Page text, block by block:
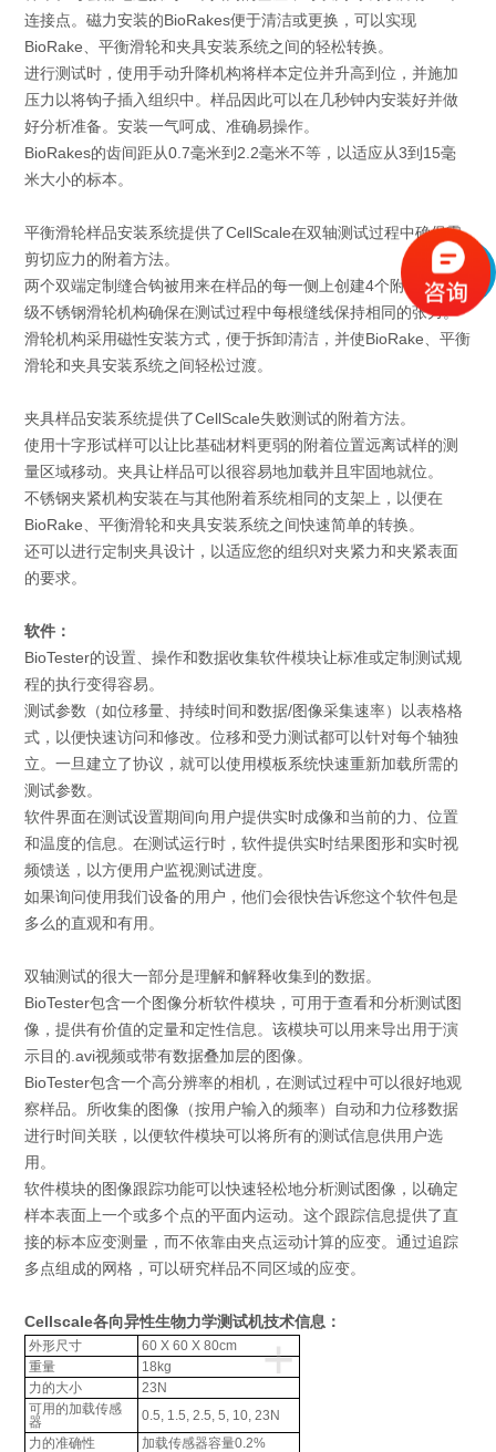
连接点。磁力安装的BioRakes便于清洁或更换，可以实现
BioRake、平衡滑轮和夹具安装系统之间的轻松转换。
进行测试时，使用手动升降机构将样本定位并升高到位，并施加
压力以将钩子插入组织中。样品因此可以在几秒钟内安装好并做
好分析准备。安装一气呵成、准确易操作。
BioRakes的齿间距从0.7毫米到2.2毫米不等，以适应从3到15毫
米大小的标本。
平衡滑轮样品安装系统提供了CellScale在双轴测试过程中确保零
剪切应力的附着方法。
两个双端定制缝合钩被用来在样品的每一侧上创建4个附着点。两
级不锈钢滑轮机构确保在测试过程中每根缝线保持相同的张力。
滑轮机构采用磁性安装方式，便于拆卸清洁，并使BioRake、平衡
滑轮和夹具安装系统之间轻松过渡。
夹具样品安装系统提供了CellScale失败测试的附着方法。
使用十字形试样可以让比基础材料更弱的附着位置远离试样的测
量区域移动。夹具让样品可以很容易地加载并且牢固地就位。
不锈钢夹紧机构安装在与其他附着系统相同的支架上，以便在
BioRake、平衡滑轮和夹具安装系统之间快速简单的转换。
还可以进行定制夹具设计，以适应您的组织对夹紧力和夹紧表面
的要求。
软件：
BioTester的设置、操作和数据收集软件模块让标准或定制测试规
程的执行变得容易。
测试参数（如位移量、持续时间和数据/图像采集速率）以表格格
式，以便快速访问和修改。位移和受力测试都可以针对每个轴独
立。一旦建立了协议，就可以使用模板系统快速重新加载所需的
测试参数。
软件界面在测试设置期间向用户提供实时成像和当前的力、位置
和温度的信息。在测试运行时，软件提供实时结果图形和实时视
频馈送，以方便用户监视测试进度。
如果询问使用我们设备的用户，他们会很快告诉您这个软件包是
多么的直观和有用。
双轴测试的很大一部分是理解和解释收集到的数据。
BioTester包含一个图像分析软件模块，可用于查看和分析测试图
像，提供有价值的定量和定性信息。该模块可以用来导出用于演
示目的.avi视频或带有数据叠加层的图像。
BioTester包含一个高分辨率的相机，在测试过程中可以很好地观
察样品。所收集的图像（按用户输入的频率）自动和力位移数据
进行时间关联，以便软件模块可以将所有的测试信息供用户选
用。
软件模块的图像跟踪功能可以快速轻松地分析测试图像，以确定
样本表面上一个或多个点的平面内运动。这个跟踪信息提供了直
接的标本应变测量，而不依靠由夹点运动计算的应变。通过追踪
多点组成的网格，可以研究样品不同区域的应变。
Cellscale各向异性生物力学测试机技术信息：
+
外形尺寸
60 X 60 X 80cm
重量
18kg
力的大小
23N
可用的加载传感
器
0.5, 1.5, 2.5, 5, 10, 23N
力的准确性
加载传感器容量0.2%